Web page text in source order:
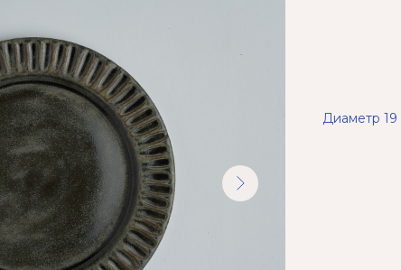
Диаметр